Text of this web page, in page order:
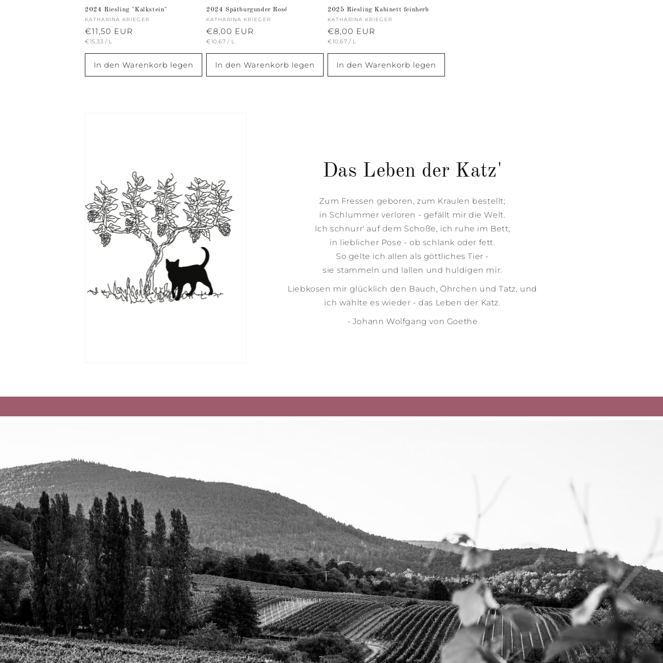
2024 Riesling "Kalkstein"
Anbieter:
KATHARINA KRIEGER
Normaler
Preis
€11,50 EUR
GRUNDPREIS
€15,33 / PRO
L
In den Warenkorb legen
2024 Spätburgunder Rosé
Anbieter:
KATHARINA KRIEGER
Normaler
Preis
€8,00 EUR
GRUNDPREIS
€10,67 / PRO
L
In den Warenkorb legen
2025 Riesling Kabinett feinherb
Anbieter:
KATHARINA KRIEGER
Normaler
Preis
€8,00 EUR
GRUNDPREIS
€10,67 / PRO
L
In den Warenkorb legen
Das Leben der Katz'
Zum Fressen geboren, zum Kraulen bestellt;
in Schlummer verloren - gefällt mir die Welt.
Ich schnurr' auf dem Schoße, ich ruhe im Bett;
in lieblicher Pose - ob schlank oder fett.
So gelte ich allen als göttliches Tier -
sie stammeln und lallen und huldigen mir.
Liebkosen mir glücklich den Bauch, Öhrchen und Tatz, und
ich wählte es wieder - das Leben der Katz.
- Johann Wolfgang von Goethe